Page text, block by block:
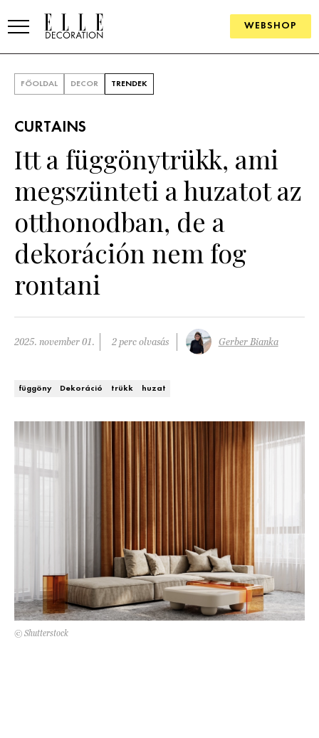
WEBSHOP
SZOBÁK
Konyha
Fürdőszoba
Nappali
Hálószoba
ÖTLETEK
HÍRLEVÉL
FŐOLDAL DECOR TRENDEK
CURTAINS
Itt a függönytrükk, ami
megszünteti a huzatot az
otthonodban, de a
dekoráción nem fog
rontani
2025. november 01. 2 perc olvasás Gerber Bianka
függöny Dekoráció trükk huzat
© Shutterstock